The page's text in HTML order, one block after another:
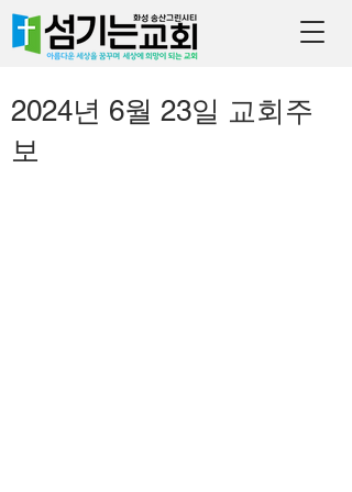
2024년 6월 23일 교회주
보